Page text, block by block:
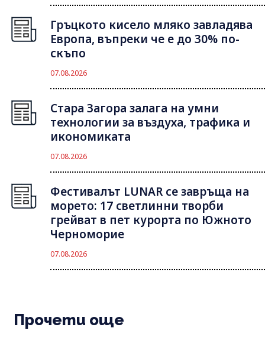
Гръцкото кисело мляко завладява
Европа, въпреки че е до 30% по-
скъпо
07.08.2026
Стара Загора залага на умни
технологии за въздуха, трафика и
икономиката
07.08.2026
Фестивалът LUNAR се завръща на
морето: 17 светлинни творби
грейват в пет курорта по Южното
Черноморие
07.08.2026
Прочети още